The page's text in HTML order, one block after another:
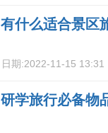
有什么适合景区
日期:2022-11-15 13:31
研学旅行必备物